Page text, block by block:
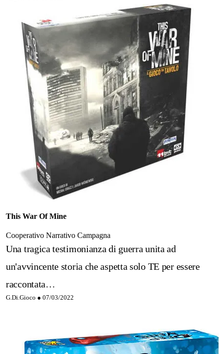
This War Of Mine
Cooperativo Narrativo Campagna
Una tragica testimonianza di guerra unita ad
un'avvincente storia che aspetta solo TE per essere
raccontata…
G.Di.Gioco ● 07/03/2022